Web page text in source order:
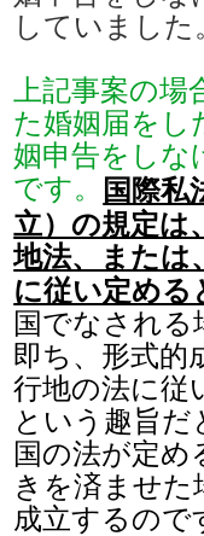
していました
上記事案の
た婚姻届をし
姻申告をしな
です。
国際私
立）の規定は
地法、または
に従い定める
国でなされる
即ち、形式的
行地の法に従
という趣旨
国の法が定め
きを済ませた
成立するので